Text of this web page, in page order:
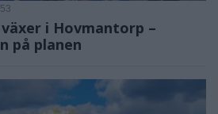
i Hovmantorp –
på planen